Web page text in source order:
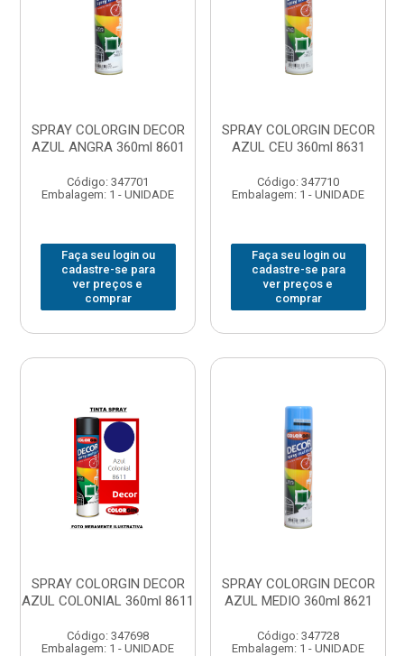
SPRAY COLORGIN DECOR
AZUL ANGRA 360ml 8601
Código: 347701
Embalagem: 1 - UNIDADE
Faça seu login ou
cadastre-se para
ver preços e
comprar
SPRAY COLORGIN DECOR
AZUL CEU 360ml 8631
Código: 347710
Embalagem: 1 - UNIDADE
Faça seu login ou
cadastre-se para
ver preços e
comprar
SPRAY COLORGIN DECOR
AZUL COLONIAL 360ml 8611
Código: 347698
Embalagem: 1 - UNIDADE
SPRAY COLORGIN DECOR
AZUL MEDIO 360ml 8621
Código: 347728
Embalagem: 1 - UNIDADE